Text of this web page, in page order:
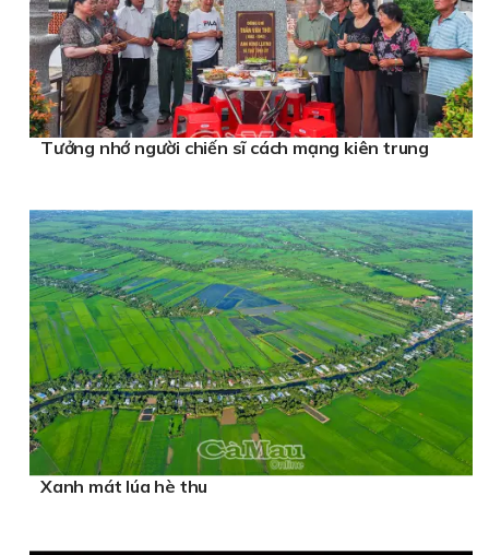
Tưởng nhớ người chiến sĩ cách mạng kiên trung
Xanh mát lúa hè thu